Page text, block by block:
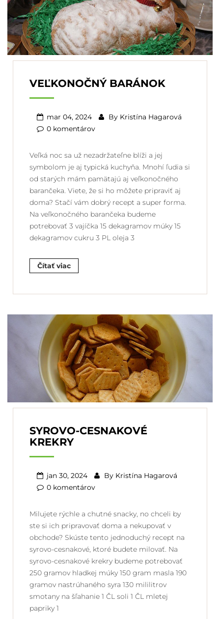
VEĽKONOČNÝ BARÁNOK
mar 04, 2024 By Kristína Hagarová
0 komentárov
Veľká noc sa už nezadržateľne blíži a jej
symbolom je aj typická kuchyňa. Mnohí ľudia si
od starých mám pamätajú aj veľkonočného
barančeka. Viete, že si ho môžete pripraviť aj
doma? Stačí vám dobrý recept a super forma.
Na veľkonočného barančeka budeme
potrebovať 3 vajíčka 15 dekagramov múky 15
dekagramov cukru 3 PL oleja 3
Čítať viac
SYROVO-CESNAKOVÉ
KREKRY
jan 30, 2024 By Kristína Hagarová
0 komentárov
Milujete rýchle a chutné snacky, no chceli by
ste si ich pripravovať doma a nekupovať v
obchode? Skúste tento jednoduchý recept na
syrovo-cesnakové, ktoré budete milovať. Na
syrovo-cesnakové krekry budeme potrebovať
250 gramov hladkej múky 150 gram masla 190
gramov nastrúhaného syra 130 mililitrov
smotany na šľahanie 1 ČL soli 1 ČL mletej
papriky 1